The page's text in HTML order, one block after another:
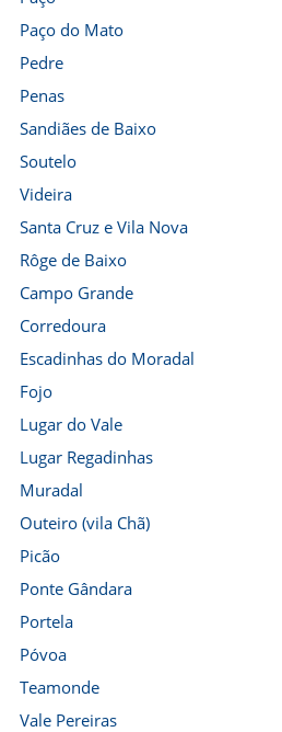
Paço do Mato
Pedre
Penas
Sandiães de Baixo
Soutelo
Videira
Santa Cruz e Vila Nova
Rôge de Baixo
Campo Grande
Corredoura
Escadinhas do Moradal
Fojo
Lugar do Vale
Lugar Regadinhas
Muradal
Outeiro (vila Chã)
Picão
Ponte Gândara
Portela
Póvoa
Teamonde
Vale Pereiras